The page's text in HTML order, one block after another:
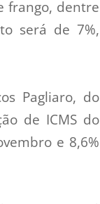
frango, dentre
será de 7%,
Pagliaro, do
de ICMS do
e 8,6%